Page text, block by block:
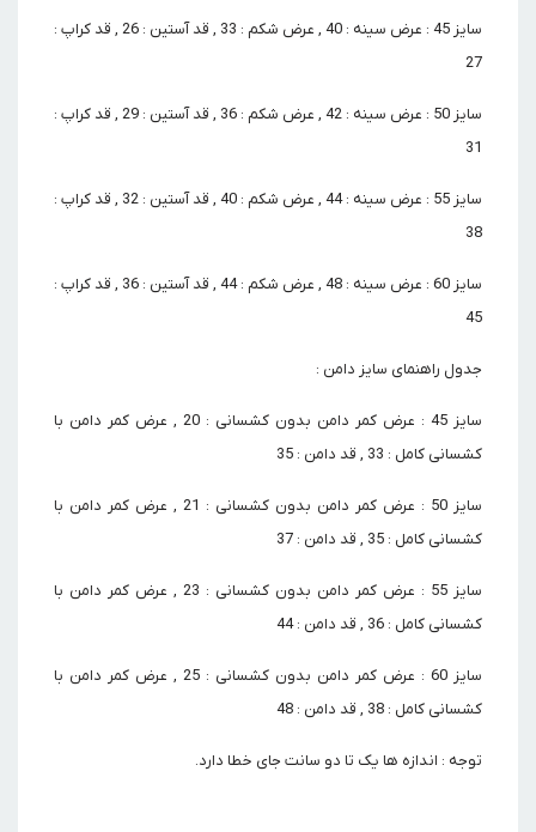
سایز 45 : عرض سینه : 40 , عرض شکم : 33 , قد آستین : 26 , قد کراپ :
27
سایز 50 : عرض سینه : 42 , عرض شکم : 36 , قد آستین : 29 , قد کراپ :
31
سایز 55 : عرض سینه : 44 , عرض شکم : 40 , قد آستین : 32 , قد کراپ :
38
سایز 60 : عرض سینه : 48 , عرض شکم : 44 , قد آستین : 36 , قد کراپ :
45
جدول راهنمای سایز دامن :
سایز 45 : عرض کمر دامن بدون کشسانی : 20 , عرض کمر دامن با
کشسانی کامل : 33 , قد دامن : 35
سایز 50 : عرض کمر دامن بدون کشسانی : 21 , عرض کمر دامن با
کشسانی کامل : 35 , قد دامن : 37
سایز 55 : عرض کمر دامن بدون کشسانی : 23 , عرض کمر دامن با
کشسانی کامل : 36 , قد دامن : 44
سایز 60 : عرض کمر دامن بدون کشسانی : 25 , عرض کمر دامن با
کشسانی کامل : 38 , قد دامن : 48
توجه : اندازه ها یک تا دو سانت جای خطا دارد.